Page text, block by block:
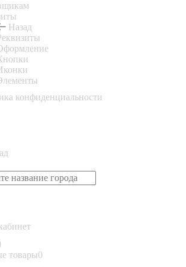
Назад
конфиденциальности
товары0